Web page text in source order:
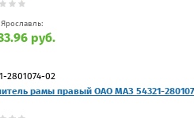
руб.
2801074-02
рамы правый ОАО МАЗ 54321-